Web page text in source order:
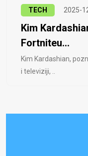
TECH 2025-
Kim
Fortniteu...
Kim Kardashian,
i televiziji, ..